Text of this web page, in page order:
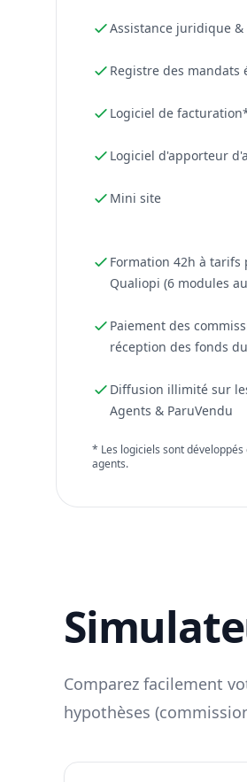
Assistance juridique
Registre des mandats
Logiciel de
Logiciel d'apporteur
Mini site
Formation 42h à
Qualiopi (6 modules
Paiement des
réception des fonds
Diffusion illimité sur
Agents & ParuVendu
* Les logiciels sont
agents.
Comparez facilement
hypothèses